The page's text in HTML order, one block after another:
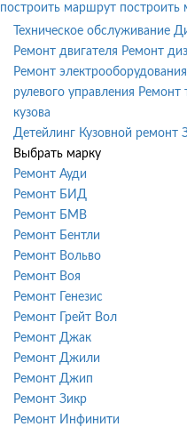
построить маршрут построить
Техническое обслуживание
Ремонт двигателя Ремонт
Ремонт электрооборудования
рулевого управления Ремонт
кузова
Детейлинг Кузовной ремонт
Выбрать марку
Ремонт Ауди
Ремонт БИД
Ремонт БМВ
Ремонт Бентли
Ремонт Вольво
Ремонт Воя
Ремонт Генезис
Ремонт Грейт Вол
Ремонт Джак
Ремонт Джили
Ремонт Джип
Ремонт Зикр
Ремонт Инфинити